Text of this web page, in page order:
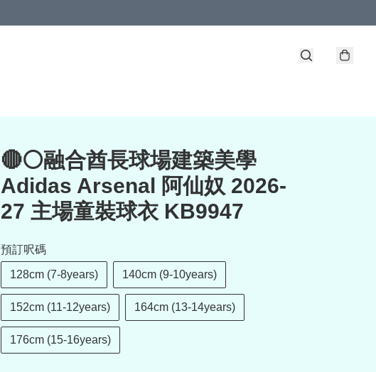
🔴⚪融合酋長球場建築美學
Adidas Arsenal 阿仙奴 2026-
27 主場童裝球衣 KB9947
預訂呎碼
128cm (7-8years) 140cm (9-10years)
152cm (11-12years) 164cm (13-14years)
176cm (15-16years)